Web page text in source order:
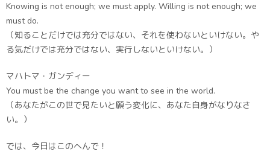
Knowing is not enough; we must apply. Willing is not enough; we
must do.
（知ることだけでは充分ではない、それを使わないといけない。や
る気だけでは充分ではない、実行しないといけない。）
マハトマ・ガンディー
You must be the change you want to see in the world.
（あなたがこの世で見たいと願う変化に、あなた自身がなりなさ
い。）
では、今日はこのへんで！